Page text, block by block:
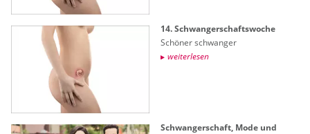
14. Schwan­ger­schafts­wo­che
Schö­ner schwan­ger
wei­ter­le­sen
Schwan­ger­schaft, Mode und